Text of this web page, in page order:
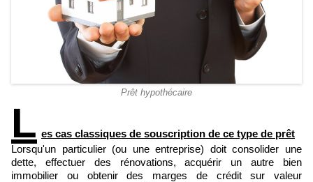
Prêt hypothécaire
L es cas classiques de souscription de ce type de prêt
Lorsqu'un particulier (ou une entreprise) doit consolider une
dette, effectuer des rénovations, acquérir un autre bien
immobilier ou obtenir des marges de crédit sur valeur